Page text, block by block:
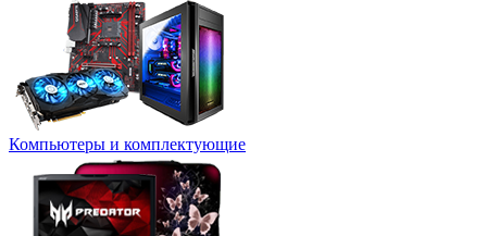
Компьютеры и комплектующие